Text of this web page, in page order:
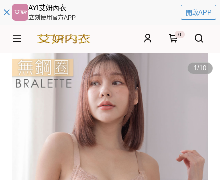
AYI艾妍內衣
立刻使用官方APP
開啟APP
0
1/10